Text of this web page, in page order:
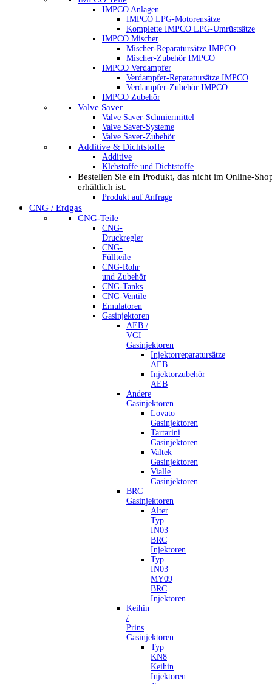
IMPCO Anlagen
IMPCO LPG-Motorensätze
Komplette IMPCO LPG-Umrüstsätze
IMPCO Mischer
Mischer-Reparatursätze IMPCO
Mischer-Zubehör IMPCO
IMPCO Verdampfer
Verdampfer-Reparatursätze IMPCO
Verdampfer-Zubehör IMPCO
IMPCO Zubehör
Valve Saver
Valve Saver-Schmiermittel
Valve Saver-Systeme
Valve Saver-Zubehör
Additive & Dichtstoffe
Additive
Klebstoffe und Dichtstoffe
Bestellen Sie ein Produkt, das nicht im Online-
erhältlich ist.
Produkt auf Anfrage
CNG / Erdgas
CNG-Teile
CNG-
Druckregler
CNG-
Füllteile
CNG-Rohr
und Zubehör
CNG-Tanks
CNG-Ventile
Emulatoren
Gasinjektoren
AEB /
VGI
Gasinjektoren
Injektorreparatursätze
AEB
Injektorzubehör
AEB
Andere
Gasinjektoren
Lovato
Gasinjektoren
Tartarini
Gasinjektoren
Valtek
Gasinjektoren
Vialle
Gasinjektoren
BRC
Gasinjektoren
Alter
Typ
IN03
BRC
Injektoren
Typ
IN03
MY09
BRC
Injektoren
Keihin
/
Prins
Gasinjektoren
Typ
KN8
Keihin
Injektoren